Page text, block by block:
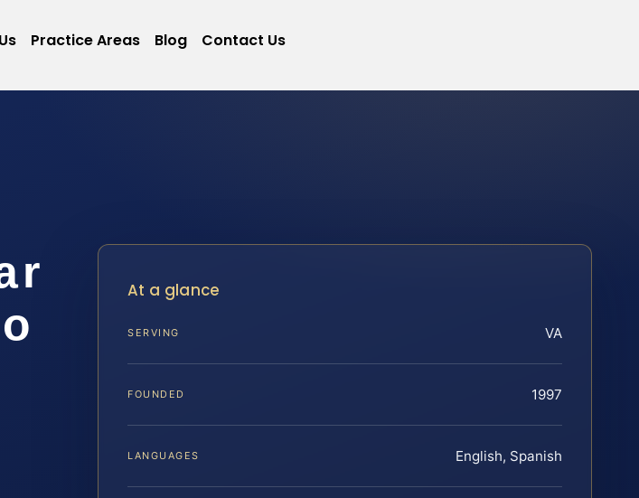
Practice Areas Blog Contact Us
At a glance
SERVING VA
FOUNDED 1997
LANGUAGES English, Spanish